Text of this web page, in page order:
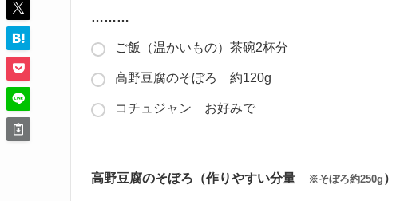
………
ご飯（温かいもの）茶碗2杯分
高野豆腐のそぼろ 約120g
コチュジャン お好みで
高野豆腐のそぼろ（作りやすい分量 ※そぼろ約250g ）